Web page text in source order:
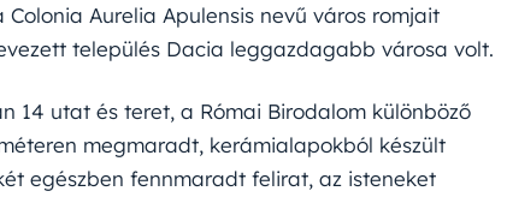
Aurelia Apulensis nevű város romjait
település Dacia leggazdagabb városa volt.
14 utat és teret, a Római Birodalom különböző
megmaradt, kerámialapokból készült
egészben fennmaradt felirat, az isteneket